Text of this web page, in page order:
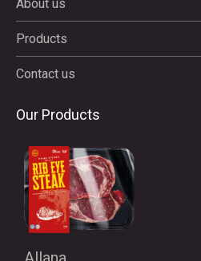
About us
Products
Contact us
Our Products